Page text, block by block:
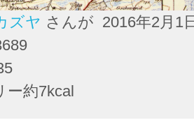
ズヤ さんが 2016年2月1
ー約7kcal